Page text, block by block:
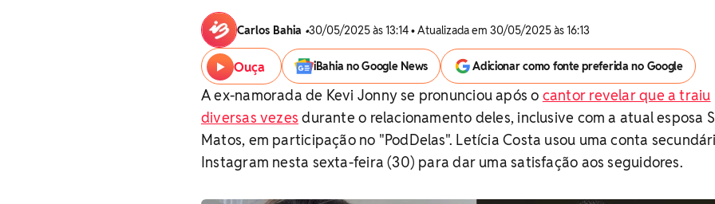
Carlos Bahia •30/05/2025 às 13:14 • Atualizada em 30/05/2025 às 16:13
Ouça iBahia no Google News Adicionar como fonte preferida no Google
A ex-namorada de Kevi Jonny se pronunciou após o cantor revelar que a traiu
diversas vezes durante o relacionamento deles, inclusive com a atual esposa
Matos, em participação no "PodDelas". Letícia Costa usou uma conta
Instagram nesta sexta-feira (30) para dar uma satisfação aos seguidores.